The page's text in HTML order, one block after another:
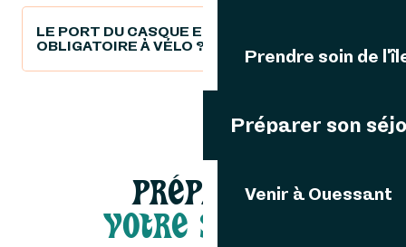
Prendre soin de
Préparer son
Venir à Ouessant
LE PORT DU CASQUE EST-IL
OBLIGATOIRE À VÉLO ?
PRÉPARER
VOTRE SÉJOUR